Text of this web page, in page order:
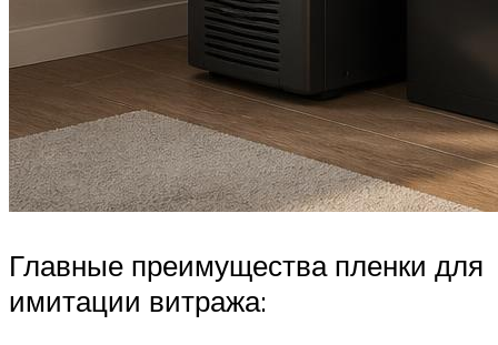
Главные преимущества пленки для
имитации витража: